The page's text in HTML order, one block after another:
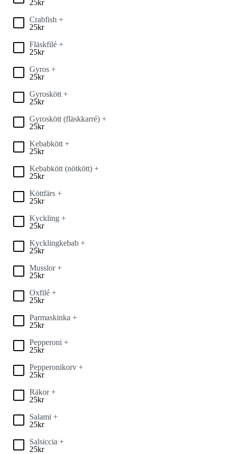
25kr
Crabfish +
25kr
Fläskfilé +
25kr
Gyros +
25kr
Gyroskött +
25kr
Gyroskött (fläskkarré) +
25kr
Kebabkött +
25kr
Kebabkött (nötkött) +
25kr
Köttfärs +
25kr
Kyckling +
25kr
Kycklingkebab +
25kr
Musslor +
25kr
Oxfilé +
25kr
Parmaskinka +
25kr
Pepperoni +
25kr
Pepperonikorv +
25kr
Räkor +
25kr
Salami +
25kr
Salsiccia +
25kr